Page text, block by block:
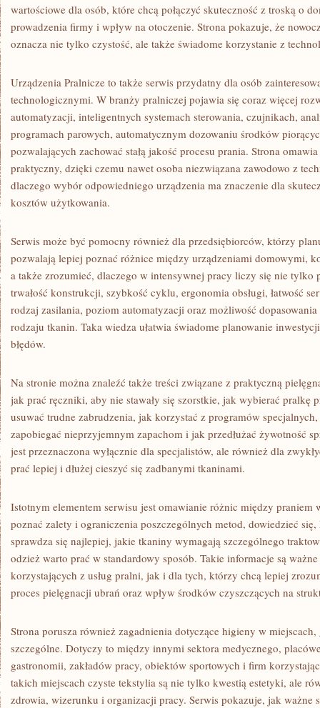
wartościowe dla osób, które chcą połączyć skuteczność z troską o
prowadzenia firmy i wpływ na otoczenie. Strona pokazuje, że
oznacza nie tylko czystość, ale także świadome korzystanie z
Urządzenia Pralnicze to także serwis przydatny dla osób
technologicznymi. W branży pralniczej pojawia się coraz więcej
automatyzacji, inteligentnych systemach sterowania, czujnikach,
programach parowych, automatycznym dozowaniu środków
pozwalających zachować stałą jakość procesu prania. Strona
praktyczny, dzięki czemu nawet osoba niezwiązana zawodowo z
dlaczego wybór odpowiedniego urządzenia ma znaczenie dla
kosztów użytkowania.
Serwis może być pomocny również dla przedsiębiorców, którzy
pozwalają lepiej poznać różnice między urządzeniami domowymi,
a także zrozumieć, dlaczego w intensywnej pracy liczy się nie tylko
trwałość konstrukcji, szybkość cyklu, ergonomia obsługi, łatwość
rodzaj zasilania, poziom automatyzacji oraz możliwość
rodzaju tkanin. Taka wiedza ułatwia świadome planowanie
błędów.
Na stronie można znaleźć także treści związane z praktyczną
jak prać ręczniki, aby nie stawały się szorstkie, jak wybierać pralkę
usuwać trudne zabrudzenia, jak korzystać z programów
zapobiegać nieprzyjemnym zapachom i jak przedłużać żywotność
jest przeznaczona wyłącznie dla specjalistów, ale również dla
prać lepiej i dłużej cieszyć się zadbanymi tkaninami.
Istotnym elementem serwisu jest omawianie różnic między praniem
poznać zalety i ograniczenia poszczególnych metod, dowiedzieć
sprawdza się najlepiej, jakie tkaniny wymagają szczególnego
odzież warto prać w standardowy sposób. Takie informacje są
korzystających z usług pralni, jak i dla tych, którzy chcą lepiej
proces pielęgnacji ubrań oraz wpływ środków czyszczących na
Strona porusza również zagadnienia dotyczące higieny w
szczególne. Dotyczy to między innymi sektora medycznego,
gastronomii, zakładów pracy, obiektów sportowych i firm
takich miejscach czyste tekstylia są nie tylko kwestią estetyki, ale
zdrowia, wizerunku i organizacji pracy. Serwis pokazuje, jak ważne